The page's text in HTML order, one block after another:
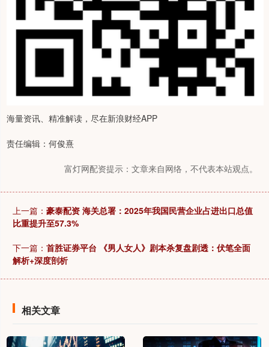
海量资讯、精准解读，尽在新浪财经APP
责任编辑：何俊熹
富灯网配资提示：文章来自网络，不代表本站观点。
上一篇： 豪泰配资 海关总署：2025年我国民营企业占进出口总值
比重提升至57.3%
下一篇： 首胜证券平台 《男人女人》剧本杀复盘剧透：伏笔全面
解析+深度剖析
相关文章